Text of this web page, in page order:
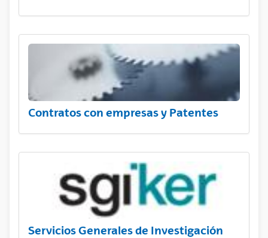
Contratos con empresas y Patentes
Servicios Generales de Investigación